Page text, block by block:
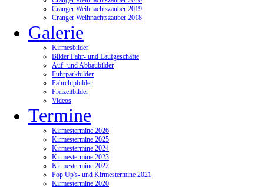
Cranger Weihnachtszauber 2019
Cranger Weihnachtszauber 2018
Galerie
Kirmesbilder
Bilder Fahr- und Laufgeschäfte
Auf- und Abbaubilder
Fuhrparkbilder
Fahrchipbilder
Freizeitbilder
Videos
Termine
Kirmestermine 2026
Kirmestermine 2025
Kirmestermine 2024
Kirmestermine 2023
Kirmestermine 2022
Pop Up's- und Kirmestermine 2021
Kirmestermine 2020